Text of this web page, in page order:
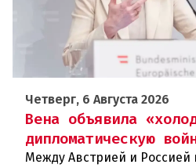
Четверг, 6 Августа 2026
Вена объявила
дипломатическую
Между Австрией и Россией